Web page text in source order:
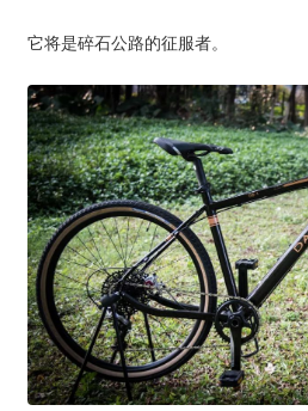
它将是碎石公路的征服者。